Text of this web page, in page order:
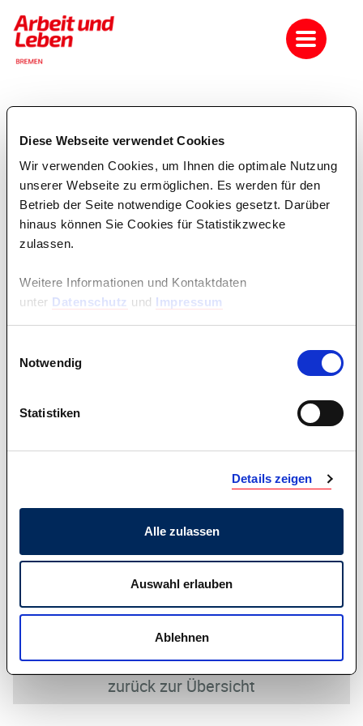
Diese Webseite verwendet Cookies
Wir verwenden Cookies, um Ihnen die optimale Nutzung
unserer Webseite zu ermöglichen. Es werden für den
Betrieb der Seite notwendige Cookies gesetzt. Darüber
hinaus können Sie Cookies für Statistikzwecke
zulassen.
Weitere Informationen und Kontaktdaten
unter Datenschutz und Impressum
Notwendig
Statistiken
Details zeigen
Alle zulassen
Auswahl erlauben
Ablehnen
Mensch ja noch sagen dürfen:"
Zur Meinungsbildung und
Mündigkeit in aufgeladenen
Zeiten
Meinungsfreiheit - freier Diskurs, Cancel Culture,
Schmähkritik
VA-Nr.600.011
Anmeldefrist:30.10.2026
30.11.2026 10:00
bis:04.12.2026 14:30
Ermäßigung:
Veranstaltungsort:
Bad Zwischenahn Bildungs- und
Arbeitnehmerkammer Bremen
schicken das pdf per Email aninfo@aulbremen.de
ausgedruckt und unterschrieben per Fax an (0421) 96089-
Direkt anmelden
als PDF exportieren
zurück zur Übersicht